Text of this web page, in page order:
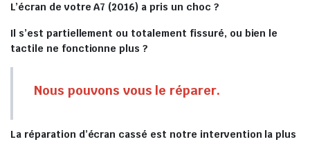
L’écran de votre A7 (2016) a pris un choc ?
Il s’est partiellement ou totalement fissuré, ou bien le
tactile ne fonctionne plus ?
Nous pouvons vous le réparer.
La réparation d’écran cassé est notre intervention la plus